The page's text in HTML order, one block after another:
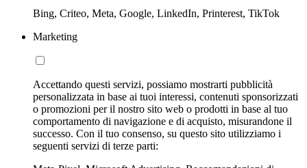
Bing, Criteo, Meta, Google, LinkedIn, Printerest, TikTok
Marketing
Accettando questi servizi, possiamo mostrarti pubblicità
personalizzata in base ai tuoi interessi, contenuti sponsorizzati
o promozioni per il nostro sito web o prodotti in base al tuo
comportamento di navigazione e di acquisto, misurandone il
successo. Con il tuo consenso, su questo sito utilizziamo i
seguenti servizi di terze parti: